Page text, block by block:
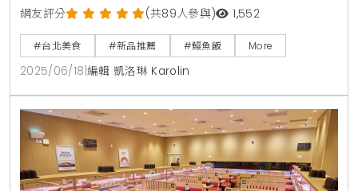
聯手 ，於盛夏時節推出期間限定「名古屋航線料理」
。這不僅是全台燒肉店首次結合燒肉與鰻魚職人料理技
藝 ，更將名古屋深厚的鰻魚料理底蘊與「土用丑日」食
鰻文化融入其中 ，為今夏餐飲市場投下一枚震撼彈 。
這場跨界盛宴將於6月18日磅礡登場 ，以桌邊炭火現烤
的旬味日式鰻魚搭配星胡同經典燒肉 ，交織出
網友評分 (共89人參與) 1,552
#台北美食 #新品推薦 #鰻魚飯 More
2025/06/18 編輯 凱洛琳 Karolin